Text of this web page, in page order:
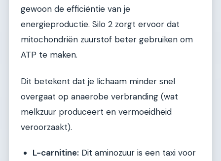
gewoon de efficiëntie van je
energieproductie. Silo 2 zorgt ervoor dat
mitochondriën zuurstof beter gebruiken om
ATP te maken.
Dit betekent dat je lichaam minder snel
overgaat op anaerobe verbranding (wat
melkzuur produceert en vermoeidheid
veroorzaakt).
L-carnitine: Dit aminozuur is een taxi voor